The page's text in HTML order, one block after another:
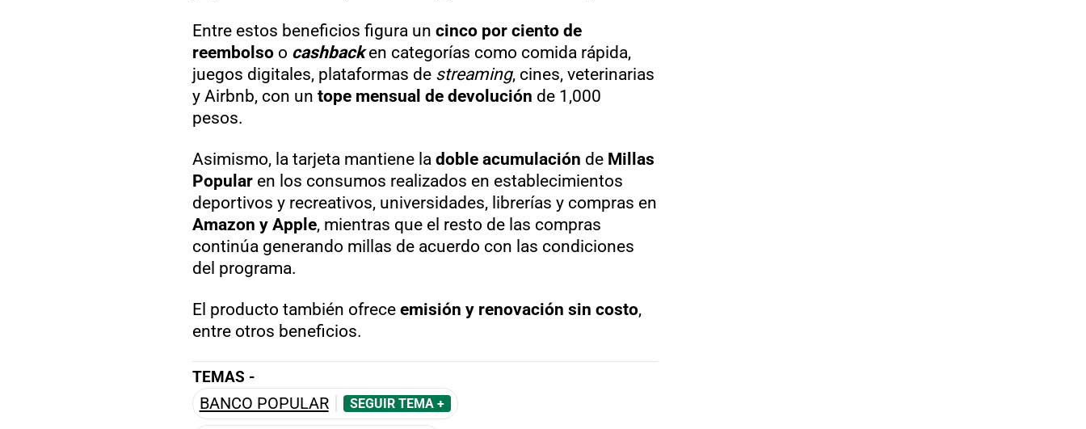
Entre estos beneficios figura un cinco por ciento de
reembolsoo cashbacken categorías como comida rápida,
juegos digitales, plataformas de streaming, cines, veterinarias
y Airbnb, con un tope mensual de devolución de 1,000
pesos.
Asimismo, la tarjeta mantiene la doble acumulación de Millas
Popularen los consumos realizados en establecimientos
deportivos y recreativos, universidades, librerías y compras en
Amazon y Apple, mientras que el resto de las compras
continúa generando millas de acuerdo con las condiciones
del programa.
El producto también ofrece emisión y renovación sin costo,
entre otros beneficios.
TEMAS -
BANCO POPULAR SEGUIR TEMA +